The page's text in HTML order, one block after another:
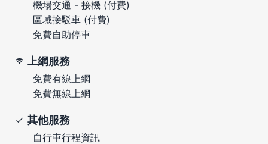
機場交通 - 接機 (付費)
區域接駁車 (付費)
免費自助停車
上網服務
免費有線上網
免費無線上網
其他服務
自行車行程資訊